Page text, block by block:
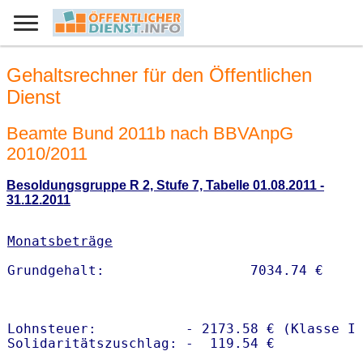
Gehaltsrechner für den Öffentlichen
Dienst
Beamte Bund 2011b nach BBVAnpG
2010/2011
Besoldungsgruppe R 2, Stufe 7, Tabelle 01.08.2011 -
31.12.2011
Monatsbeträge
Lohnsteuer:           - 2173.58 € (Klasse I)
Solidaritätszuschlag: -  119.54 €